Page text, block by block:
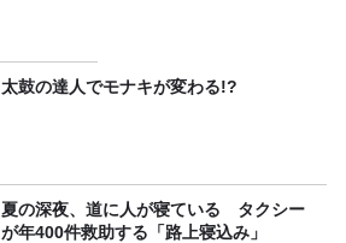
太鼓の達人でモナキが変わる!?
夏の深夜、道に人が寝ている タクシー
が年400件救助する「路上寝込み」